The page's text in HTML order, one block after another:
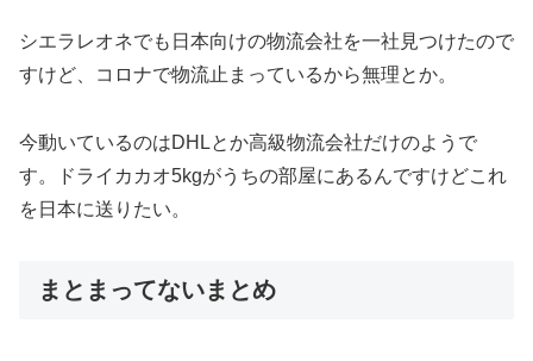
シエラレオネでも日本向けの物流会社を一社見つけたので
すけど、コロナで物流止まっているから無理とか。
今動いているのはDHLとか高級物流会社だけのようで
す。ドライカカオ5kgがうちの部屋にあるんですけどこれ
を日本に送りたい。
まとまってないまとめ